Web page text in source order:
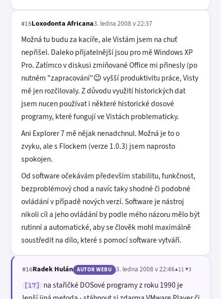
#15Loxodonta Africana3. ledna 2008 v 22:37
Možná tu budu za kacíře, ale Vistám jsem na chuť
nepřišel. Daleko přijatelnější jsou pro mě Windows XP
Pro. Zatímco v diskusi zmiňované Office mi přinesly (po
nutném "zapracování"😉 vyšší produktivitu práce, Visty
mě jen rozčilovaly. Z důvodu využití historických dat
jsem nucen používat i některé historické dosové
programy, které fungují ve Vistách problematicky.
Ani Explorer 7 mě nějak nenadchnul. Možná je to o
zvyku, ale s Flockem (verze 1.0.3) jsem naprosto
spokojen.
Od software očekávám především stabilitu, funkčnost,
bezproblémový chod a navíc taky shodné či podobné
ovládání v případě nových verzí. Software je nástroj
nikoli cíl a jeho ovládání by podle mého názoru mělo být
rutinní a automatické, aby se člověk mohl maximálně
soustředit na dílo, které s pomocí software vytváří.
#16Radek Hulán AUTOR WEBU 3. ledna 2008 v 22:46▲11 ▼3
[17]
na stařičké DOSové programy z roku 1990 je